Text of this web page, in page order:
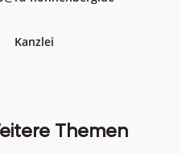
Kanzlei
Themen